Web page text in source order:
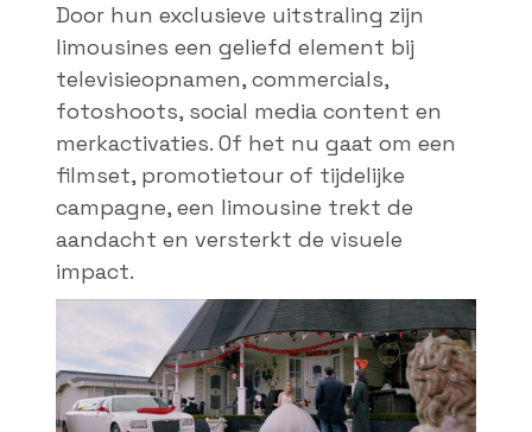
Door hun exclusieve uitstraling zijn
limousines een geliefd element bij
televisieopnamen, commercials,
fotoshoots, social media content en
merkactivaties. Of het nu gaat om een
filmset, promotietour of tijdelijke
campagne, een limousine trekt de
aandacht en versterkt de visuele
impact.